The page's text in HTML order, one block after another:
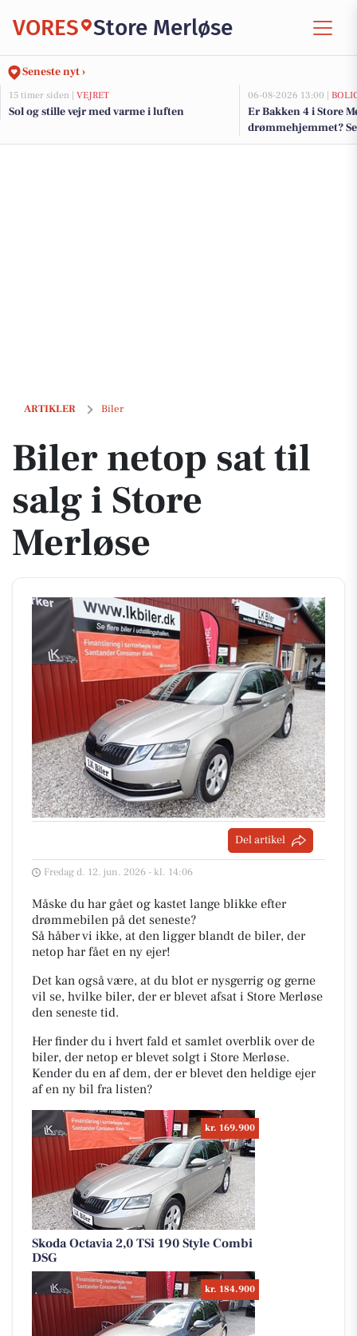
VORES Store Merløse
Seneste nyt ›
15 timer siden | VEJRET
Sol og stille vejr med varme i luften
06-08-2026 13:00 |
Er Bakken 4 i Store
drømmehjemmet?
salg nu for op til
ARTIKLER Biler
Biler netop sat til salg i Store Merløse
Biler netop sat til
salg i Store
Merløse
Del artikel
Fredag d. 12. jun. 2026 - kl. 14:06
Måske du har gået og kastet lange blikke efter
drømmebilen på det seneste?
Så håber vi ikke, at den ligger blandt de biler, der
netop har fået en ny ejer!
Det kan også være, at du blot er nysgerrig og gerne
vil se, hvilke biler, der er blevet afsat i Store Merløse
den seneste tid.
Her finder du i hvert fald et samlet overblik over de
biler, der netop er blevet solgt i Store Merløse.
Kender du en af dem, der er blevet den heldige ejer
af en ny bil fra listen?
kr. 169.900
Skoda Octavia 2,0 TSi 190 Style Combi
DSG
kr. 184.900